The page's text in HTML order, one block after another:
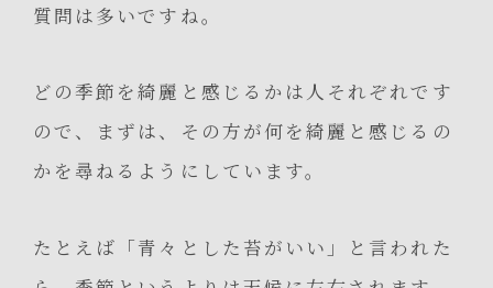
質問は多いですね。
どの季節を綺麗と感じるかは人それぞれです
ので、まずは、その方が何を綺麗と感じるの
かを尋ねるようにしています。
たとえば「青々とした苔がいい」と言われた